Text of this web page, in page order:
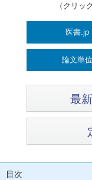
（クリッ
医書.jp
論文単位
最
目次